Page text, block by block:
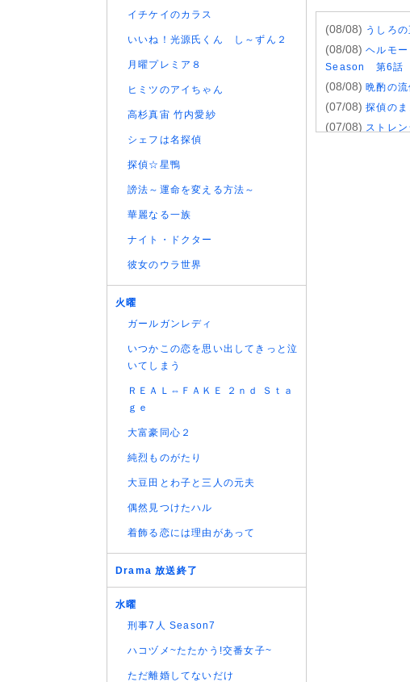
(08/08) うしろ
(08/08)ヘルモ
Season 第6話
(08/08)晩酌の
(07/08)探偵の
(07/08) ストレ
イチケイのカラス
いいね！光源氏くん し～ずん２
月曜プレミア８
ヒミツのアイちゃん
高杉真宙 竹内愛紗
シェフは名探偵
探偵☆星鴨
謗法～運命を変える方法～
華麗なる一族
ナイト・ドクター
彼女のウラ世界
火曜
ガールガンレディ
いつかこの恋を思い出してきっと泣
いてしまう
ＲＥＡＬ⇔ＦＡＫＥ ２ｎｄ Ｓｔａ
ｇｅ
大富豪同心２
純烈ものがたり
大豆田とわ子と三人の元夫
偶然見つけたハル
着飾る恋には理由があって
Drama 放送終了
水曜
刑事7人 Season7
ハコヅメ~たたかう!交番女子~
ただ離婚してないだけ